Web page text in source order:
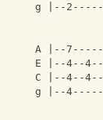
g |--
A |--
E |--4--
C |--4--
g |--